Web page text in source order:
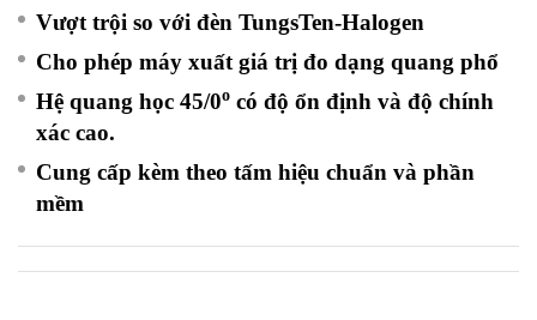
Vượt trội so với đèn TungsTen-Halogen
Cho phép máy xuất giá trị đo dạng quang phổ
Hệ quang học 45/0o có độ ổn định và độ chính
xác cao.
Cung cấp kèm theo tấm hiệu chuẩn và phần
mềm